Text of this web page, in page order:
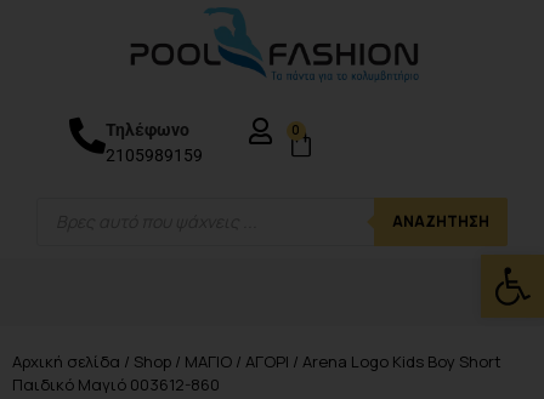
ΑΝΑΖΉΤΗΣΗ
Τηλέφωνο
2105989159
0
Αρχική σελίδα / Shop / ΜΑΓΙΟ / ΑΓΟΡΙ / Arena Logo Kids Boy Short
Παιδικό Μαγιό 003612-860